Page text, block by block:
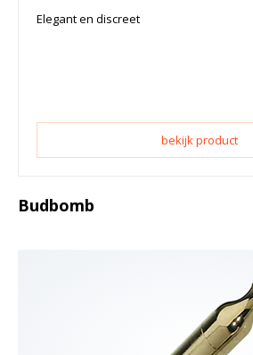
Elegant en discreet
bekijk product
Budbomb